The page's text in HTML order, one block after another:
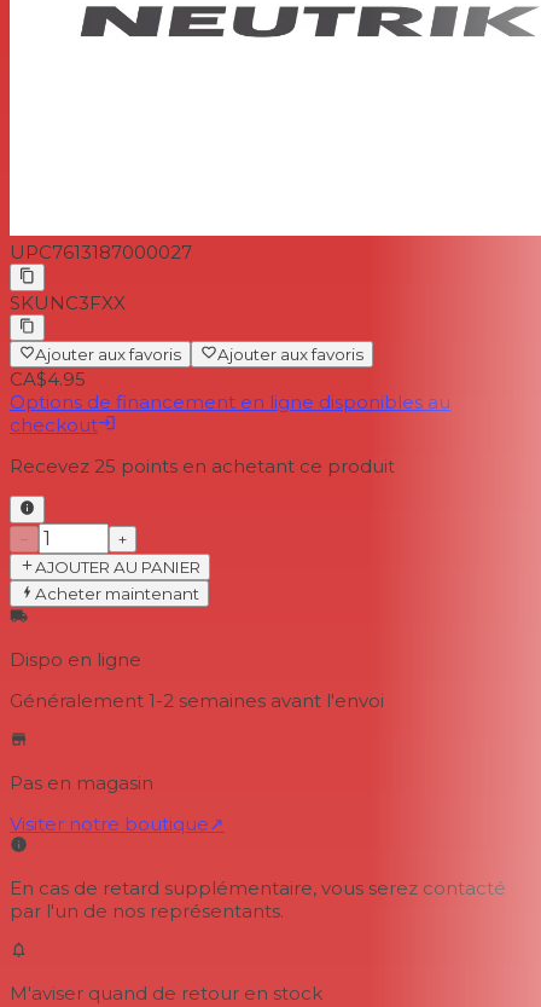
UPC7613187000027
SKU NC3FXX
Ajouter aux favoris Ajouter aux favoris
CA$4.95
Options de financement en ligne disponibles au
checkout
Recevez 25 points en achetant ce produit
−
+
AJOUTER AU PANIER
Acheter maintenant
Dispo en ligne
Généralement 1-2 semaines avant l'envoi
Pas en magasin
Visiter notre boutique↗
En cas de retard supplémentaire, vous serez contacté
par l'un de nos représentants.
M'aviser quand de retour en stock